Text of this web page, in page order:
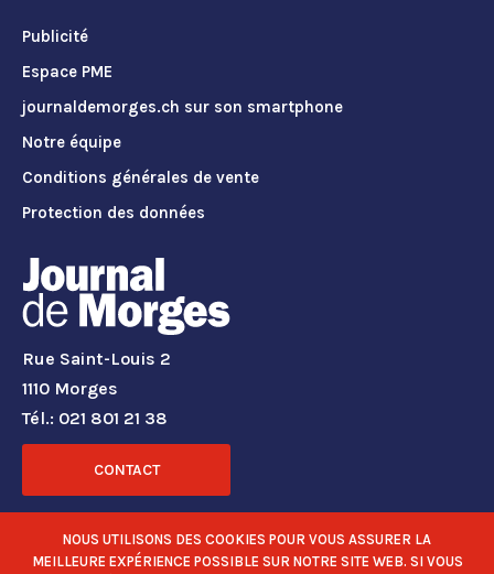
Publicité
Espace PME
journaldemorges.ch sur son smartphone
Notre équipe
Conditions générales de vente
Protection des données
Rue Saint-Louis 2
1110 Morges
Tél.: 021 801 21 38
CONTACT
RÉSEAUX SOCIAUX
NOUS UTILISONS DES COOKIES POUR VOUS ASSURER LA
MEILLEURE EXPÉRIENCE POSSIBLE SUR NOTRE SITE WEB. SI VOUS